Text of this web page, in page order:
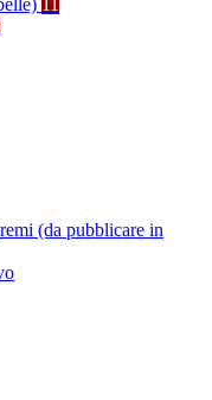
(da pubblicare in